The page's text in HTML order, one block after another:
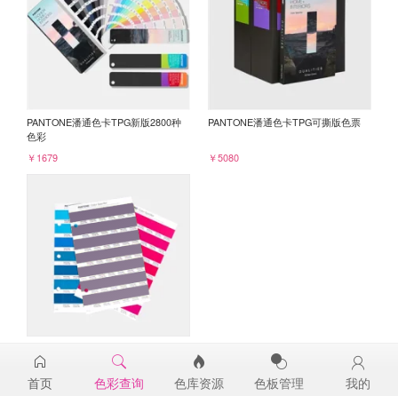
PANTONE潘通色卡TPG新版2800种
色彩
￥1679
PANTONE潘通色卡TPG可撕版色票
￥5080
18-3513TPG
￥98
首页 色彩查询 色库资源 色板管理 我的